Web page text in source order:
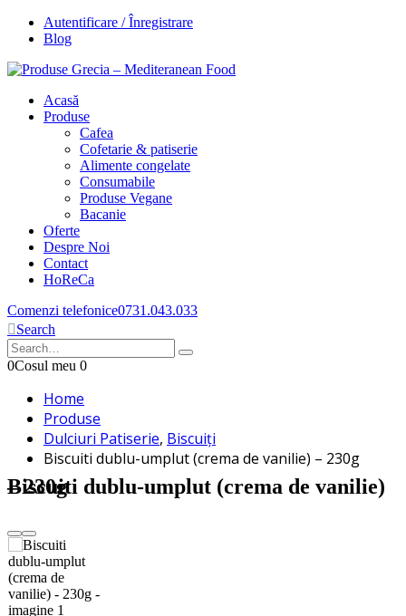
Autentificare / Înregistrare
Blog
Acasă
Produse
Cafea
Cofetarie & patiserie
Alimente congelate
Consumabile
Produse Vegane
Bacanie
Oferte
Despre Noi
Contact
HoReCa
Comenzi telefonice0731.043.033
Search
0Cosul meu 0
Home
Produse
Dulciuri Patiserie, Biscuiți
Biscuiti dublu-umplut (crema de vanilie) – 230g
Biscuiti dublu-umplut (crema de vanilie) – 230g